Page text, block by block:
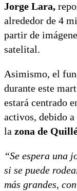
Jorge Lara,
alrededor de 4
partir de
satelital.
Asimismo, el
durante este
estará centrado
activos, debido a
la zona de
“Se espera una
si se puede
más grandes,